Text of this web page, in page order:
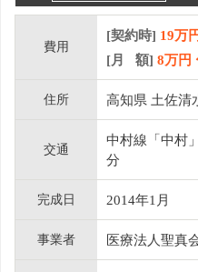
費用
[契約時] 19万
[月 額] 8万円
住所 高知県 土佐清
交通
中村線「中村
分
完成日 2014年1月
事業者 医療法人聖真